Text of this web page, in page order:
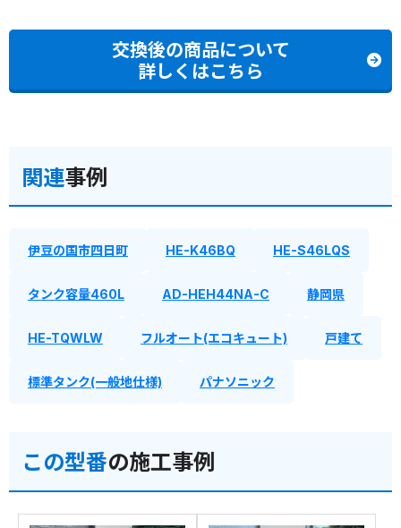
交換後の商品について
詳しくはこちら
関連事例
伊豆の国市四日町 HE-K46BQ HE-S46LQS
タンク容量460L AD-HEH44NA-C 静岡県
HE-TQWLW フルオート(エコキュート) 戸建て
標準タンク(一般地仕様) パナソニック
この型番の施工事例